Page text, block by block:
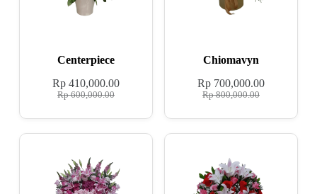
Centerpiece
Rp600,000.00
Rp410,000.00
Chiomavyn
Rp800,000.00
Rp 700,000.00